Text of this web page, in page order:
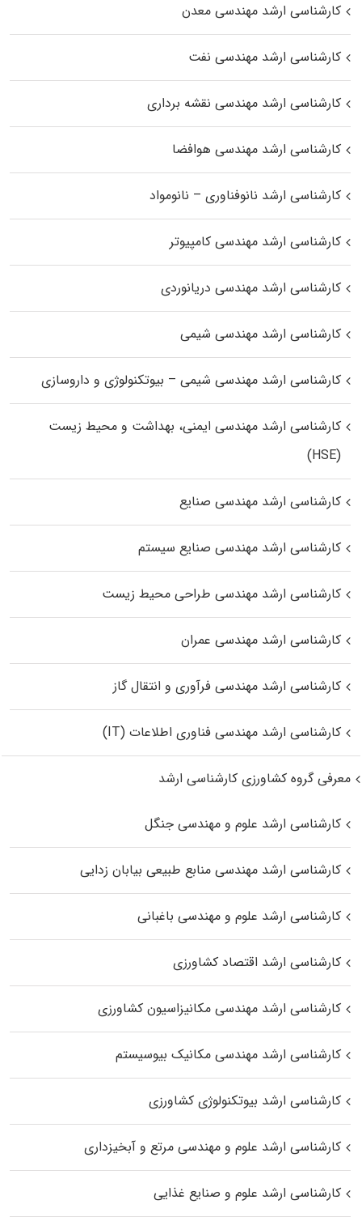
کارشناسی ارشد مهندسی معدن
کارشناسی ارشد مهندسی نفت
کارشناسی ارشد مهندسی نقشه برداری
کارشناسی ارشد مهندسی هوافضا
کارشناسی ارشد نانوفناوری – نانومواد
کارشناسی ارشد مهندسی کامپیوتر
کارشناسی ارشد مهندسی دریانوردی
کارشناسی ارشد مهندسی شیمی
کارشناسی ارشد مهندسی شیمی – بیوتکنولوژی و داروسازی
کارشناسی ارشد مهندسی ایمنی، بهداشت و محیط زیست
(HSE)
کارشناسی ارشد مهندسی صنایع
کارشناسی ارشد مهندسی صنایع سیستم
کارشناسی ارشد مهندسی طراحی محیط زیست
کارشناسی ارشد مهندسی عمران
کارشناسی ارشد مهندسی فرآوری و انتقال گاز
کارشناسی ارشد مهندسی فناوری اطلاعات (IT)
معرفی گروه کشاورزی کارشناسی ارشد
کارشناسی ارشد علوم و مهندسی جنگل
کارشناسی ارشد مهندسی منابع طبیعی بیابان زدایی
کارشناسی ارشد علوم و مهندسی باغبانی
کارشناسی ارشد اقتصاد کشاورزی
کارشناسی ارشد مهندسی مکانیزاسیون کشاورزی
کارشناسی ارشد مهندسی مکانیک بیوسیستم
کارشناسی ارشد بیوتکنولوژی کشاورزی
کارشناسی ارشد علوم و مهندسی مرتع و آبخیزداری
کارشناسی ارشد علوم و صنایع غذایی